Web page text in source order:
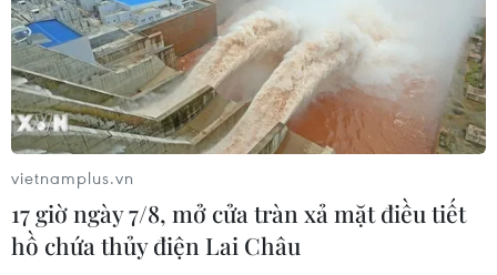
Bé trai 7 tuổi được ghép thận xuyên
Việt từ người hiến chết não
30/07/2026 12:52
Lâm Đồng rà soát toàn bộ cơ sở kinh
doanh thức ăn đường phố sau các vụ
ngộ độc
vietnamplus.vn
17 giờ ngày 7/8, mở cửa tràn xả mặt điều tiết
hồ chứa thủy điện Lai Châu